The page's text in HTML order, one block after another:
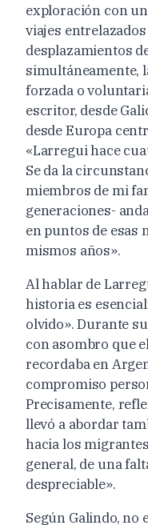
exploración con
viajes
desplazamientos
simultáneamente,
forzada o
escritor, desde
desde Europa
«Larregui hace
Se da la
miembros de mi
generaciones-
en puntos de esas
mismos años».
Al hablar de
historia es
olvido». Durante
con asombro que
recordaba en
compromiso
Precisamente,
llevó a abordar
hacia los
general, de una
despreciable».
Según Galindo, no